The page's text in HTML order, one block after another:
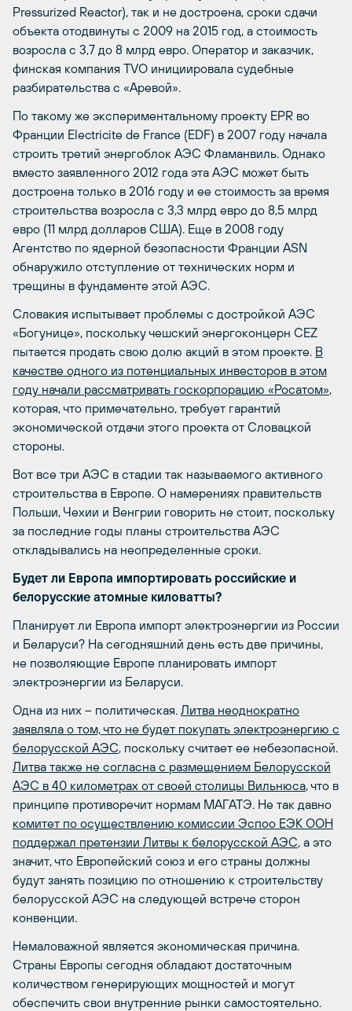
Pressurized Reactor), так и не достроена, сроки сдачи
объекта отодвинуты с 2009 на 2015 год, а стоимость
возросла с 3,7 до 8 млрд евро. Оператор и заказчик,
финская компания TVO инициировала судебные
разбирательства с «Аревой».
По такому же экспериментальному проекту EPR во
Франции Electricite de France (EDF) в 2007 году начала
строить третий энергоблок АЭС Фламанвиль. Однако
вместо заявленного 2012 года эта АЭС может быть
достроена только в 2016 году и ее стоимость за время
строительства возросла с 3,3 млрд евро до 8,5 млрд
евро (11 млрд долларов США). Еще в 2008 году
Агентство по ядерной безопасности Франции ASN
обнаружило отступление от технических норм и
трещины в фундаменте этой АЭС.
Словакия испытывает проблемы с достройкой АЭС
«Богунице», поскольку чешский энергоконцерн CEZ
пытается продать свою долю акций в этом проекте. В
качестве одного из потенциальных инвесторов в этом
году начали рассматривать госкорпорацию «Росатом»,
которая, что примечательно, требует гарантий
экономической отдачи этого проекта от Словацкой
стороны.
Вот все три АЭС в стадии так называемого активного
строительства в Европе. О намерениях правительств
Польши, Чехии и Венгрии говорить не стоит, поскольку
за последние годы планы строительства АЭС
откладывались на неопределенные сроки.
Будет ли Европа импортировать российские и
белорусские атомные киловатты?
Планирует ли Европа импорт электроэнергии из России
и Беларуси? На сегодняшний день есть две причины,
не позволяющие Европе планировать импорт
электроэнергии из Беларуси.
Одна из них – политическая. Литва неоднократно
заявляла о том, что не будет покупать электроэнергию с
белорусской АЭС, поскольку считает ее небезопасной.
Литва также не согласна с размещением Белорусской
АЭС в 40 километрах от своей столицы Вильнюса, что в
принципе противоречит нормам МАГАТЭ. Не так давно
комитет по осуществлению комиссии Эспоо ЕЭК ООН
поддержал претензии Литвы к белорусской АЭС, а это
значит, что Европейский союз и его страны должны
будут занять позицию по отношению к строительству
белорусской АЭС на следующей встрече сторон
конвенции.
Немаловажной является экономическая причина.
Страны Европы сегодня обладают достаточным
количеством генерирующих мощностей и могут
обеспечить свои внутренние рынки самостоятельно.